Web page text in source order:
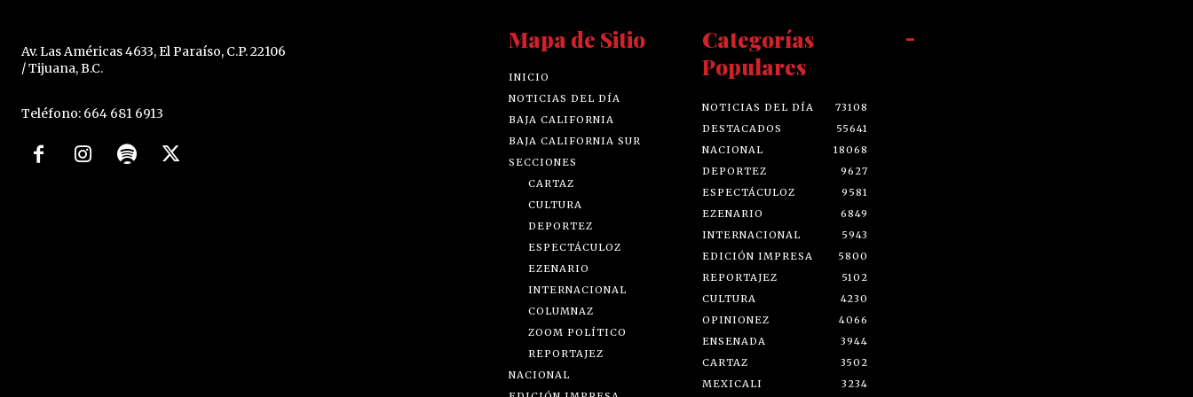
Av. Las Américas 4633, El Paraíso, C.P. 22106
/ Tijuana, B.C.
Teléfono: 664 681 6913
Mapa de Sitio
INICIO
NOTICIAS DEL DÍA
BAJA CALIFORNIA
BAJA CALIFORNIA SUR
SECCIONES
CARTAZ
CULTURA
DEPORTEZ
ESPECTÁCULOZ
EZENARIO
INTERNACIONAL
COLUMNAZ
ZOOM POLÍTICO
REPORTAJEZ
NACIONAL
Categorías
Populares
NOTICIAS DEL DÍA
73108
DESTACADOS
55641
NACIONAL
18068
DEPORTEZ
9627
ESPECTÁCULOZ
9581
EZENARIO
6849
INTERNACIONAL
5943
EDICIÓN IMPRESA
5800
REPORTAJEZ
5102
CULTURA
4230
OPINIONEZ
4066
ENSENADA
3944
CARTAZ
3502
MEXICALI
3234
-